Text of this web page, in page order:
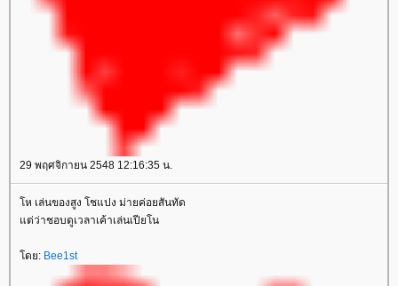
29 พฤศจิกายน 2548 12:16:35 น.
ห เล่นของสูง โชแปง ม่ายค่อยสันทัด
ต่ว่าชอบดูเวลาเค้าเล่นเปียโน
ดย: Bee1st